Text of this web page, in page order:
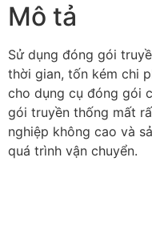
Mô tả
Sử dụng đóng gói
thời gian, tốn kém chi
cho dụng cụ đóng gói
gói truyền thống mất
nghiệp không cao và
quá trình vận chuyển.